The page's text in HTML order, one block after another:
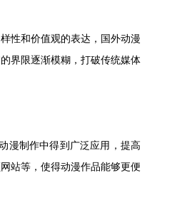
性和价值观的表达，国外动漫
界限逐渐模糊，打破传统媒体
漫制作中得到广泛应用，提高
站等，使得动漫作品能够更便